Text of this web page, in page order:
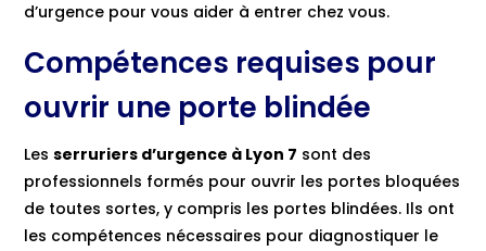
d’urgence pour vous aider à entrer chez vous.
Compétences requises pour
ouvrir une porte blindée
Lesserruriers d’urgence à Lyon 7 sont des
professionnels formés pour ouvrir les portes bloquées
de toutes sortes, y compris les portes blindées. Ils ont
les compétences nécessaires pour diagnostiquer le